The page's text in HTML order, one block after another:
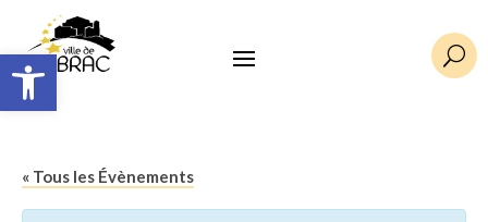
Ouvrir la barre d’outils U
« Tous les Évènements